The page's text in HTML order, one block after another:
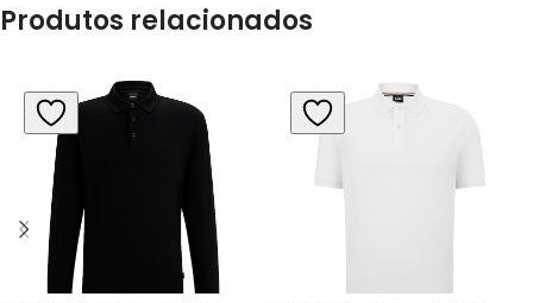
Produtos relacionados